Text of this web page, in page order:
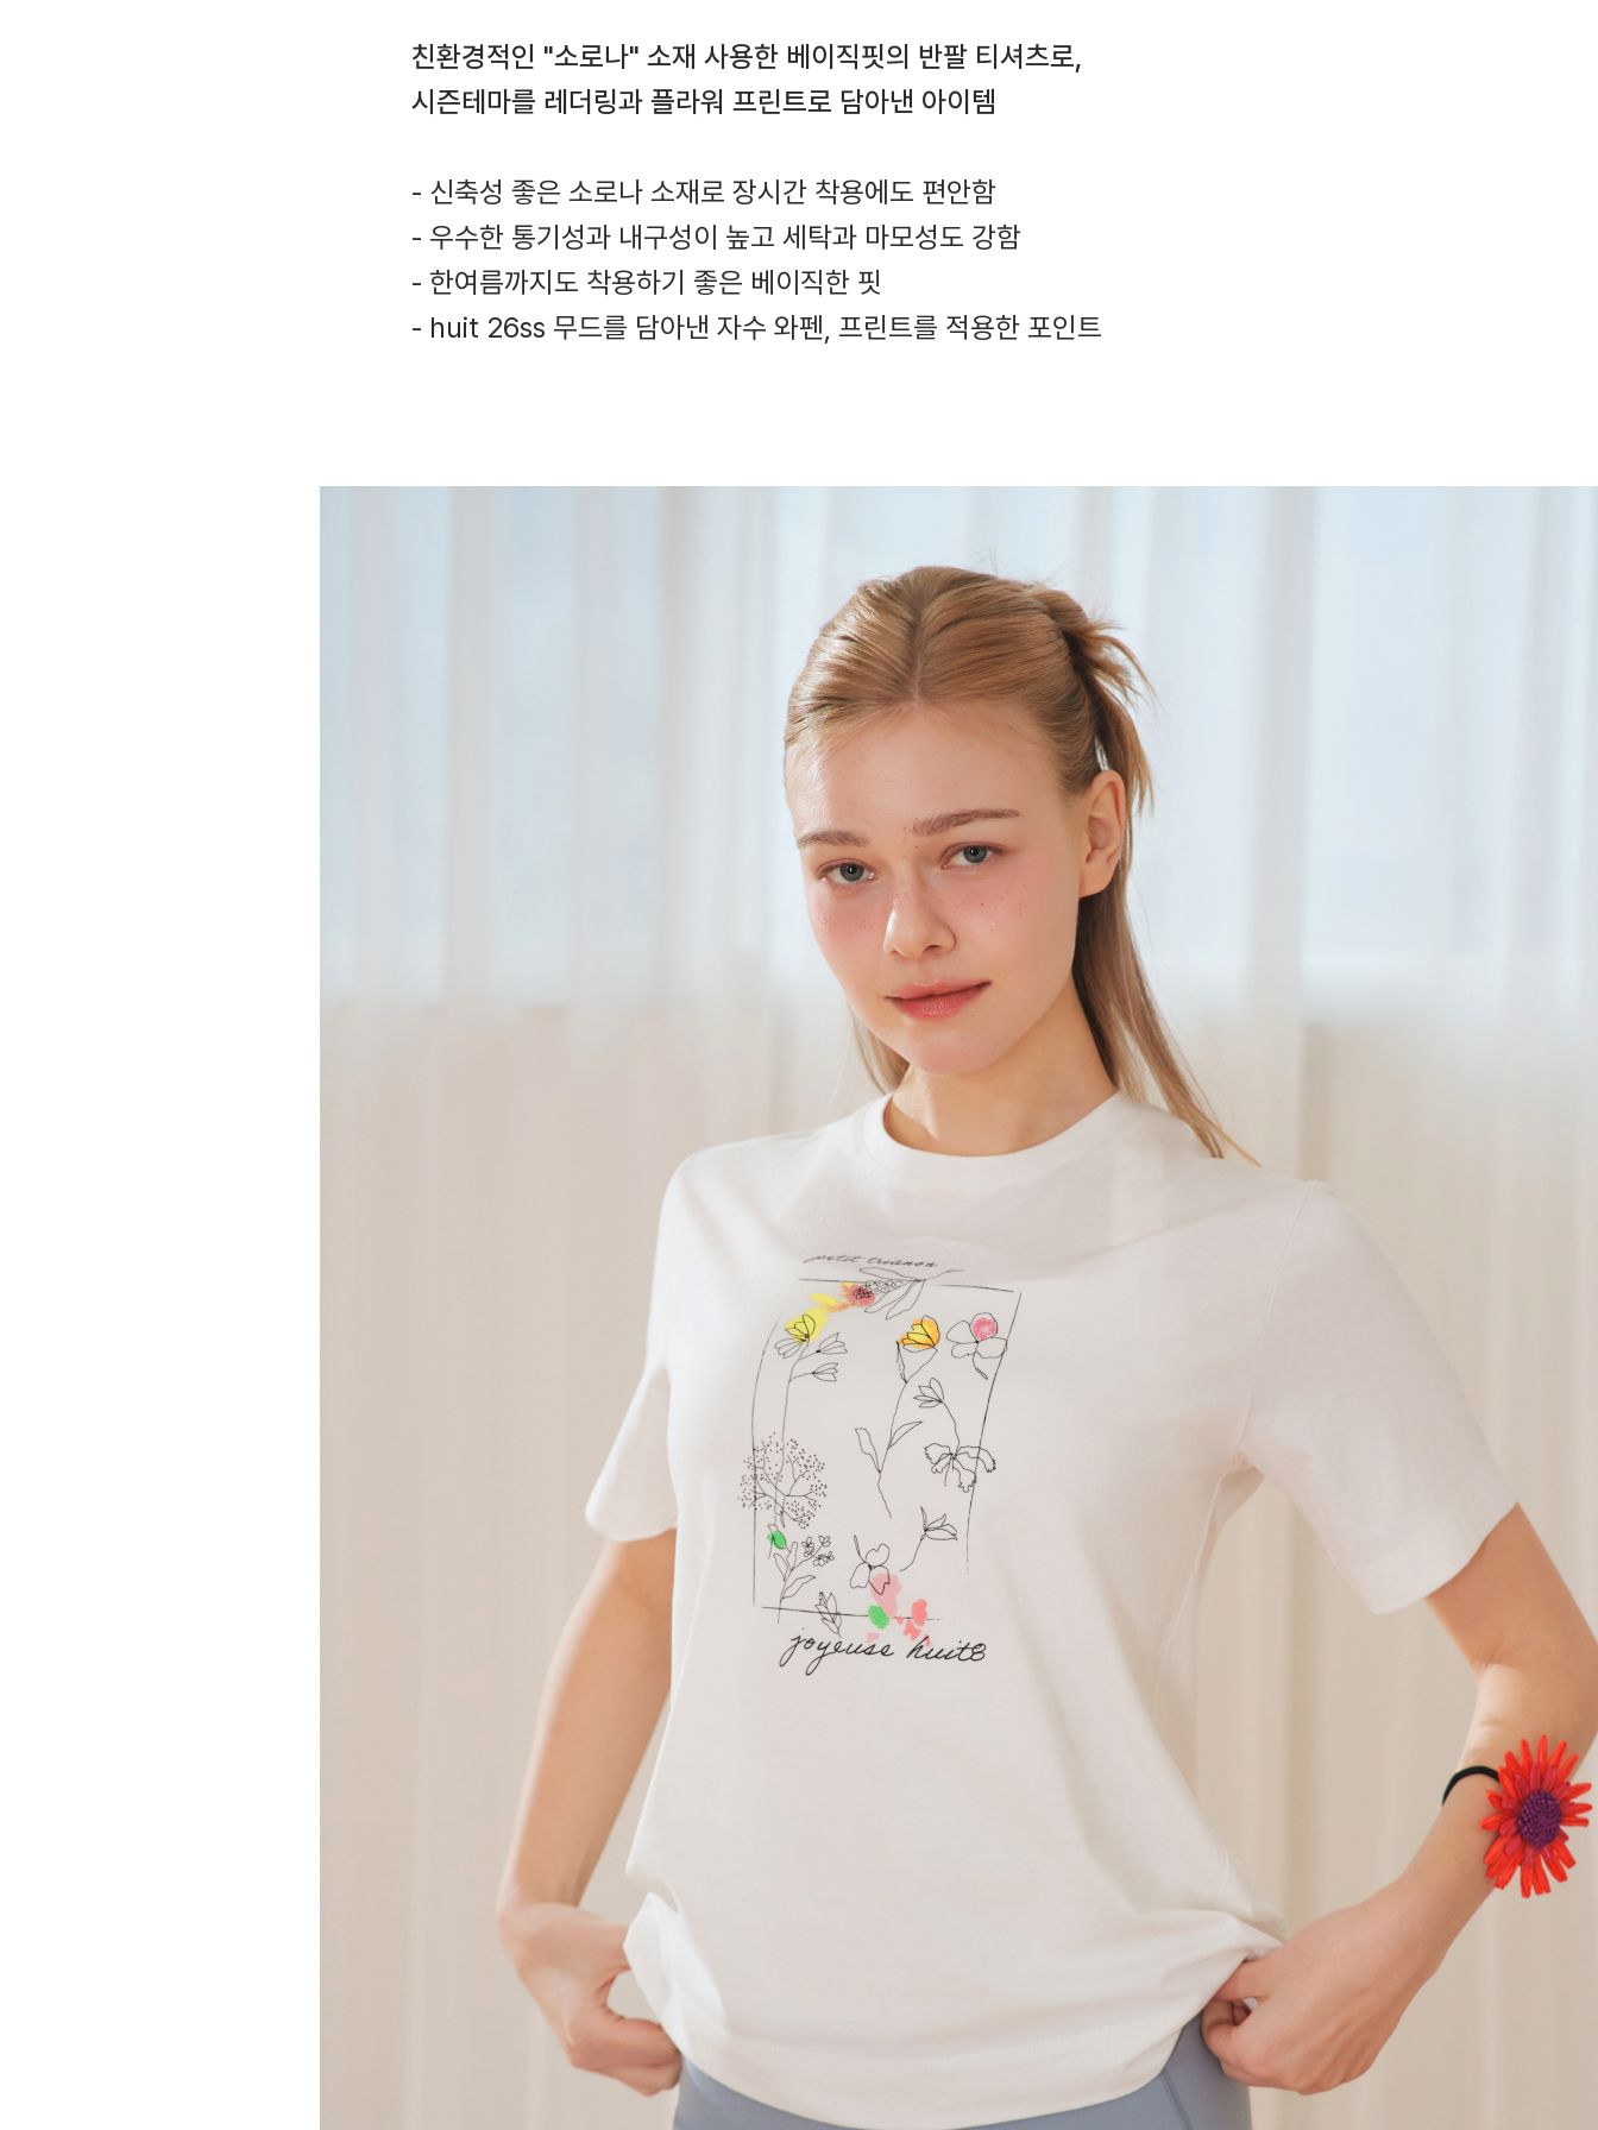
친환경적인 "소로나" 소재 사용한 베이직핏의 반팔 티셔츠로,
시즌테마를 레더링과 플라워 프린트로 담아낸 아이템
- 신축성 좋은 소로나 소재로 장시간 착용에도 편안함
- 우수한 통기성과 내구성이 높고 세탁과 마모성도 강함
- 한여름까지도 착용하기 좋은 베이직한 핏
- huit 26ss 무드를 담아낸 자수 와펜, 프린트를 적용한 포인트